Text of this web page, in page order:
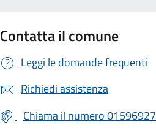
Contatta il comune
Leggi le domande frequenti
Richiedi assistenza
Chiama il numero 01596927